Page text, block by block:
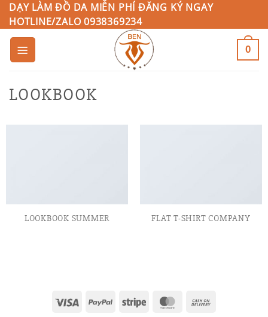
Bỏ
qua
nội
DẠY LÀM ĐỒ DA MIỄN PHÍ ĐĂNG KÝ NGAY
HOTLINE/ZALO 0938369234
0
LOOKBOOK
LOOKBOOK SUMMER FLAT T-SHIRT COMPANY
Visa PayPalStripe MasterCard